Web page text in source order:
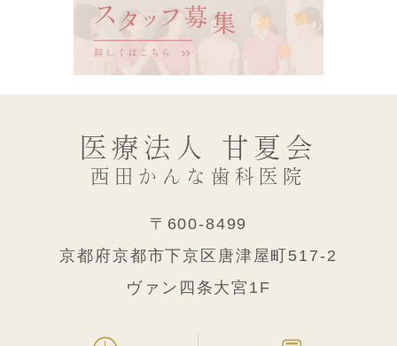
医療法人 甘夏会
西田かんな歯科医院
〒600-8499
京都府京都市下京区唐津屋町517-2
ヴァン四条大宮1F